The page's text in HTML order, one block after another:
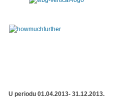
U periodu 01.04.2013- 31.12.2013.